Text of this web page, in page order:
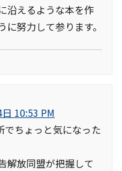
沿えるような本を作
に努力して参ります。
10:53 PM
でちょっと気になった
解放同盟が把握して